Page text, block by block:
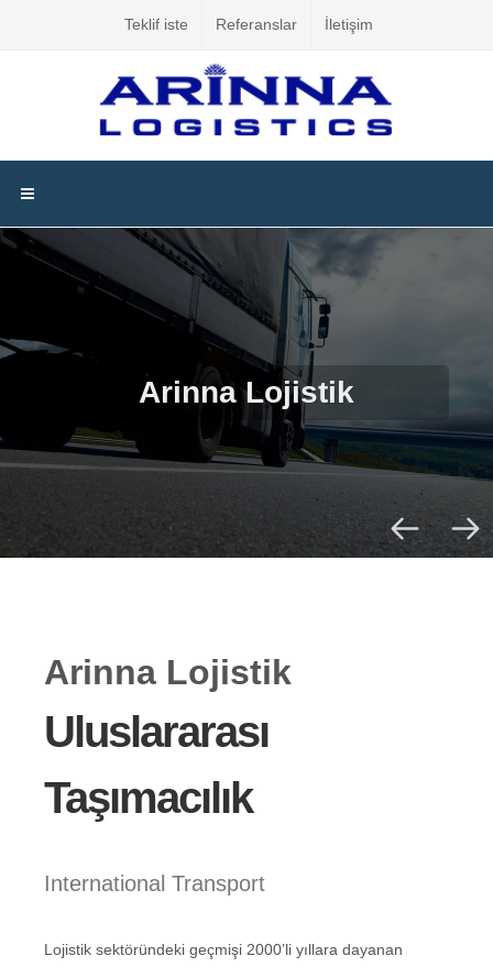
Teklif iste Referanslar İletişim
Arinna Lojistik
Arinna Lojistik
Uluslararası
Taşımacılık
International Transport
Lojistik sektöründeki geçmişi 2000’li yıllara dayanan